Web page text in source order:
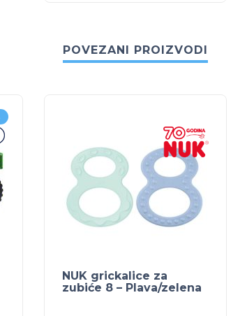
POVEZANI PROIZVODI
NUK grickalice za
zubiće 8 – Plava/zelena